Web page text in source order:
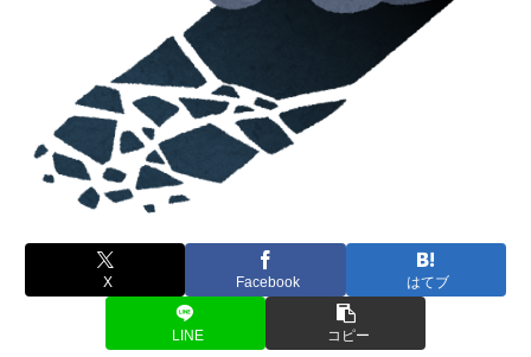
X Facebook はてブ
LINE コピー